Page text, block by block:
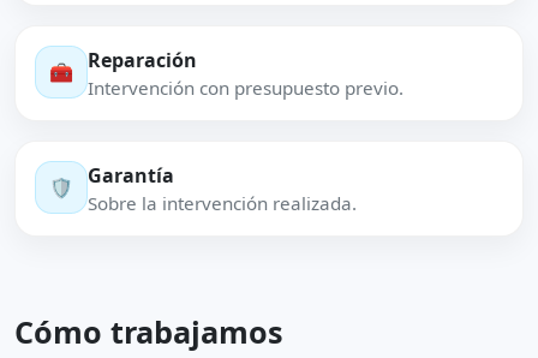
🧰 Reparación
Intervención con presupuesto previo.
🛡️ Garantía
Sobre la intervención realizada.
Cómo trabajamos